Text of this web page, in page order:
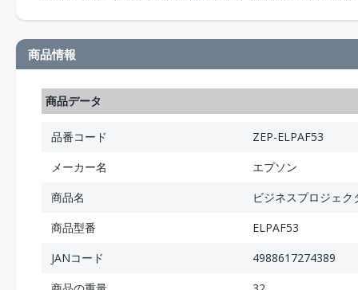
商品情報
商品データ
品番コード
ZEP-ELPAF53
メーカー名
エプソン
商品名
ビジネスプロジェ
商品型番
ELPAF53
JANコード
4988617274389